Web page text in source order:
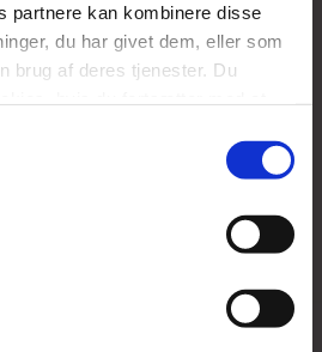
partnere kan kombinere disse
du har givet dem, eller som
brug af deres tjenester. Du